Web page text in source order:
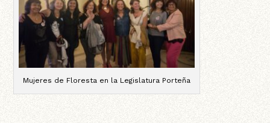
Mujeres de Floresta en la Legislatura Porteña